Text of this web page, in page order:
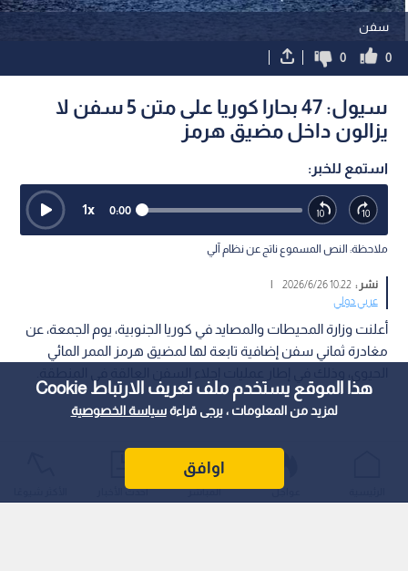
هذا الموقع يستخدم ملف تعريف الارتباط Cookie
لمزيد من المعلومات ، يرجى قراءةسياسة الخصوصية
اوافق
سفن
0
0
سيول: 47 بحارا كوريا على متن 5 سفن لا
يزالون داخل مضيق هرمز
استمع للخبر:
0:00
1x
ملاحظة: النص المسموع ناتج عن نظام آلي
نشر :10:22 2026/6/26
عربي دولي
أعلنت وزارة المحيطات والمصايد في كوريا الجنوبية، يوم الجمعة، عن
مغادرة ثماني سفن إضافية تابعة لها لمضيق هرمز الممر المائي
عواجل المباشر أحدث الأخبار